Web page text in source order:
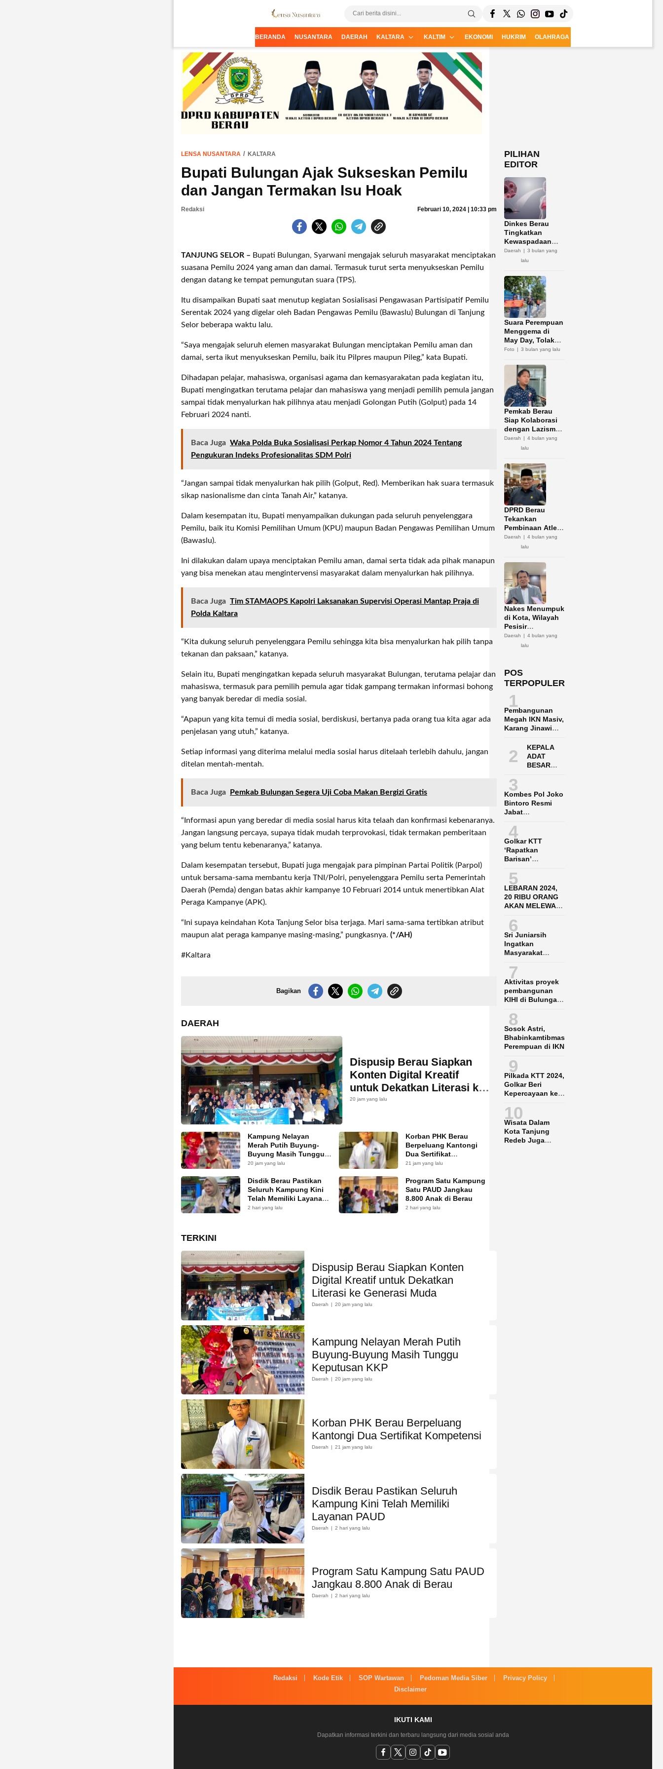
Lensa Nusantara
Informasi Terpercaya dari Nusantara
BERANDA NUSANTARA DAERAH KALTARA KALTIM EKONOMI HUKRIM OLAHRAGA
LENSA NUSANTARA KALTARA
Bupati Bulungan Ajak Sukseskan Pemilu
dan Jangan Termakan Isu Hoak
Redaksi Februari 10, 2024 | 10:33 pm
TANJUNG SELOR – Bupati Bulungan, Syarwani mengajak seluruh masyarakat menciptakan
suasana Pemilu 2024 yang aman dan damai. Termasuk turut serta menyukseskan Pemilu
dengan datang ke tempat pemungutan suara (TPS).
Itu disampaikan Bupati saat menutup kegiatan Sosialisasi Pengawasan Partisipatif Pemilu
Serentak 2024 yang digelar oleh Badan Pengawas Pemilu (Bawaslu) Bulungan di Tanjung
Selor beberapa waktu lalu.
“Saya mengajak seluruh elemen masyarakat Bulungan menciptakan Pemilu aman dan
damai, serta ikut menyukseskan Pemilu, baik itu Pilpres maupun Pileg,” kata Bupati.
Dihadapan pelajar, mahasiswa, organisasi agama dan kemasyarakatan pada kegiatan itu,
Bupati mengingatkan terutama pelajar dan mahasiswa yang menjadi pemilih pemula jangan
sampai tidak menyalurkan hak pilihnya atau menjadi Golongan Putih (Golput) pada 14
Februari 2024 nanti.
Baca Juga Waka Polda Buka Sosialisasi Perkap Nomor 4 Tahun 2024 Tentang
Pengukuran Indeks Profesionalitas SDM Polri
“Jangan sampai tidak menyalurkan hak pilih (Golput, Red). Memberikan hak suara termasuk
sikap nasionalisme dan cinta Tanah Air,” katanya.
Dalam kesempatan itu, Bupati menyampaikan dukungan pada seluruh penyelenggara
Pemilu, baik itu Komisi Pemilihan Umum (KPU) maupun Badan Pengawas Pemilihan Umum
(Bawaslu).
Ini dilakukan dalam upaya menciptakan Pemilu aman, damai serta tidak ada pihak manapun
yang bisa menekan atau mengintervensi masyarakat dalam menyalurkan hak pilihnya.
Baca Juga Tim STAMAOPS Kapolri Laksanakan Supervisi Operasi Mantap Praja di
Polda Kaltara
“Kita dukung seluruh penyelenggara Pemilu sehingga kita bisa menyalurkan hak pilih tanpa
tekanan dan paksaan,” katanya.
Selain itu, Bupati mengingatkan kepada seluruh masyarakat Bulungan, terutama pelajar dan
mahasiswa, termasuk para pemilih pemula agar tidak gampang termakan informasi bohong
yang banyak beredar di media sosial.
“Apapun yang kita temui di media sosial, berdiskusi, bertanya pada orang tua kita agar ada
penjelasan yang utuh,” katanya.
Setiap informasi yang diterima melalui media sosial harus ditelaah terlebih dahulu, jangan
ditelan mentah-mentah.
Baca Juga Pemkab Bulungan Segera Uji Coba Makan Bergizi Gratis
“Informasi apun yang beredar di media sosial harus kita telaah dan konfirmasi kebenaranya.
Jangan langsung percaya, supaya tidak mudah terprovokasi, tidak termakan pemberitaan
yang belum tentu kebenaranya,” katanya.
Dalam kesempatan tersebut, Bupati juga mengajak para pimpinan Partai Politik (Parpol)
untuk bersama-sama membantu kerja TNI/Polri, penyelenggara Pemilu serta Pemerintah
Daerah (Pemda) dengan batas akhir kampanye 10 Februari 2014 untuk menertibkan Alat
Peraga Kampanye (APK).
“Ini supaya keindahan Kota Tanjung Selor bisa terjaga. Mari sama-sama tertibkan atribut
maupun alat peraga kampanye masing-masing,” pungkasnya. (*/AH)
#Kaltara
Bagikan
DAERAH
Dispusip Berau Siapkan
Konten Digital Kreatif
untuk Dekatkan Literasi ke
Generasi Muda
20 jam yang lalu
Kampung Nelayan
Merah Putih Buyung-
Buyung Masih Tunggu
Keputusan KKP
20 jam yang lalu
Korban PHK Berau
Berpeluang Kantongi
Dua Sertifikat
Kompetensi
21 jam yang lalu
Disdik Berau Pastikan
Seluruh Kampung Kini
Telah Memiliki Layanan
PAUD
2 hari yang lalu
Program Satu Kampung
Satu PAUD Jangkau
8.800 Anak di Berau
2 hari yang lalu
TERKINI
Dispusip Berau Siapkan Konten
Digital Kreatif untuk Dekatkan
Literasi ke Generasi Muda
Daerah 20 jam yang lalu
Kampung Nelayan Merah Putih
Buyung-Buyung Masih Tunggu
Keputusan KKP
Daerah 20 jam yang lalu
Korban PHK Berau Berpeluang
Kantongi Dua Sertifikat Kompetensi
Daerah 21 jam yang lalu
Disdik Berau Pastikan Seluruh
Kampung Kini Telah Memiliki
Layanan PAUD
Daerah 2 hari yang lalu
Program Satu Kampung Satu PAUD
Jangkau 8.800 Anak di Berau
Daerah 2 hari yang lalu
PILIHAN
EDITOR
Dinkes Berau
Tingkatkan
Kewaspadaan
Hantavirus
Daerah
3 bulan yang
lalu
Suara Perempuan
Menggema di
May Day, Tolak
Diskriminasi dan
Foto 3 bulan yang lalu
Pemkab Berau
Siap Kolaborasi
dengan Lazismu
Optimalkan
Potensi Zakat
Daerah
4 bulan yang
lalu
DPRD Berau
Tekankan
Pembinaan Atlet
Jadi Kunci
Sukses Porprov
Daerah
4 bulan yang
lalu
Nakes Menumpuk
di Kota, Wilayah
Pesisir
Kekurangan
Daerah
4 bulan yang
lalu
POS
TERPOPULER
1
Pembangunan
Megah IKN Masiv,
Karang Jinawi
Menunggu
Infrastruktur
2
KEPALA
ADAT
BESAR
ADUKAN
POLRES
3
Kombes Pol Joko
Bintoro Resmi
Jabat
Polda Kaltara
4
Golkar KTT
‘Rapatkan
Barisan’
Agil-Hendrik
5
LEBARAN 2024,
20 RIBU ORANG
AKAN MELEWATI
BALIKPAPAN
6
Sri Juniarsih
Ingatkan
Masyarakat
Garap Lahan KBK
7
Aktivitas proyek
pembangunan
KIHI di Bulungan
lokal
8
Sosok Astri,
Bhabinkamtibmas
Perempuan di IKN
9
Pilkada KTT 2024,
Golkar Beri
Kepercayaan ke
10
Wisata Dalam
Kota Tanjung
Redeb Juga
Redaksi Kode Etik SOP Wartawan Pedoman Media Siber
Privacy Policy
Disclaimer
IKUTI KAMI
Dapatkan informasi terkini dan terbaru langsung dari media sosial anda